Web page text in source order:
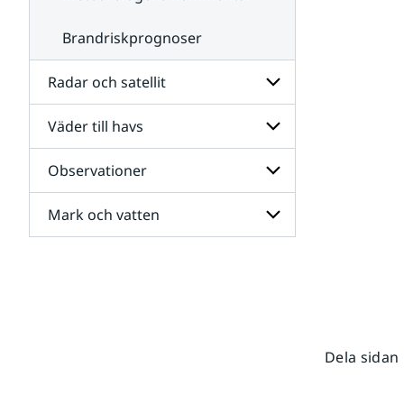
Brandriskprognoser
Radar och satellit
Undersidor
för
Radar
och
satellit
Väder till havs
Undersidor
för
Väder
till
havs
Observationer
Undersidor
för
Mark och vatten
Dela sidan